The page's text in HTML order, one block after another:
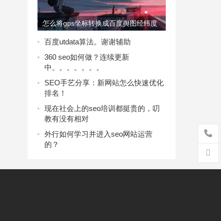
怎么将gps坐标转换成百度舆图经纬度
百度utdata算法。谢谢辅助
360 seo如何做？连续更新
中。。。。。。。
SEO手艺分享：新网站怎么快速优化
排名！
现在社会上的seo培训都挺贵的，叨
教有没有相对
外行如何学习并进入seo网站运营
的？